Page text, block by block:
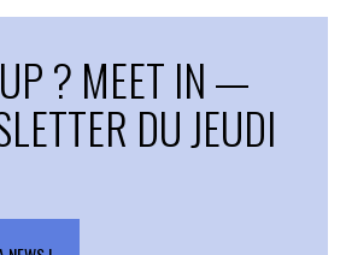
? MEET IN —
DU JEUDI